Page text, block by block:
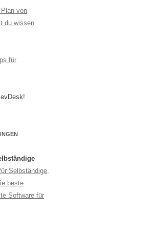
von
du wissen
für
Selbständige,
beste
Software für